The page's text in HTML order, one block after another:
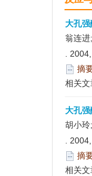
大孔
翁连
.
摘
相关文
大孔
胡小
.
摘
相关文